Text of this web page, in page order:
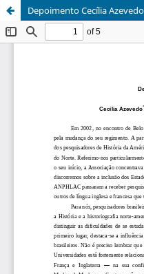
Depoimento Cecília